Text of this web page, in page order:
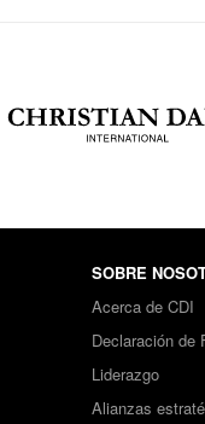
SOBRE
Acerca de CDI
Declaración de
Liderazgo
Alianzas